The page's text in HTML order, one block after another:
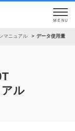
MENU
マニュアル データ使用量
ル